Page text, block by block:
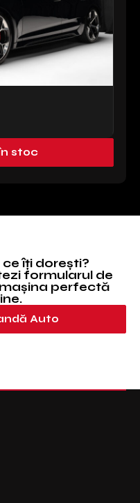
stoc
îți dorești?
formularul de
perfectă
Auto